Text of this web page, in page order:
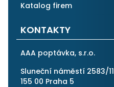
Katalog firem
KONTAKTY
AAA poptávka, s.r.o.
Sluneční náměstí 2583/11
155 00 Praha 5